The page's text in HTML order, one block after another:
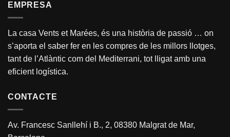
EMPRESA
La casa Vents et Marées, és una història de passió … on
s’aporta el saber fer en les compres de les millors llotges,
tant de l’Atlàntic com del Mediterrani, tot lligat amb una
eficient logística.
CONTACTE
Av. Francesc Sanllehí i B., 2, 08380 Malgrat de Mar,